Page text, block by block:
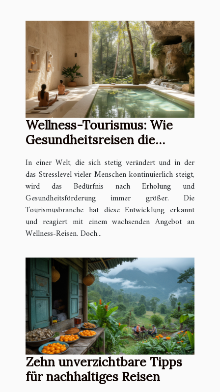
Wellness-Tourismus: Wie
Gesundheitsreisen die
verändern
In einer Welt, die sich stetig verändert und in der
das Stresslevel vieler Menschen kontinuierlich steigt,
wird das Bedürfnis nach Erholung und
Gesundheitsförderung immer größer. Die
Tourismusbranche hat diese Entwicklung erkannt
und reagiert mit einem wachsenden Angebot an
Wellness-Reisen. Doch...
Zehn unverzichtbare Tipps
für nachhaltiges Reisen